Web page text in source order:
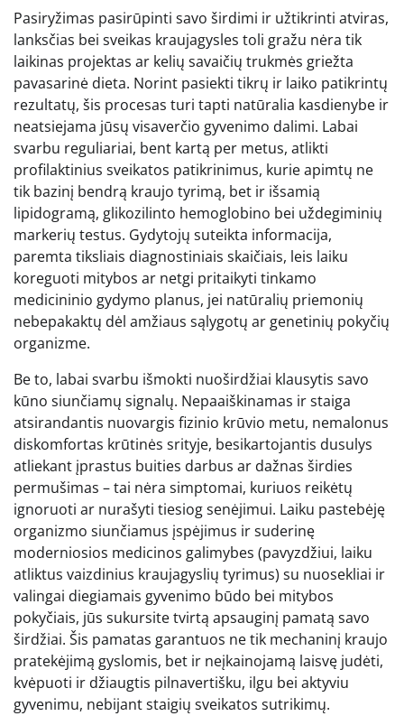
Pasiryžimas pasirūpinti savo širdimi ir užtikrinti atviras,
lanksčias bei sveikas kraujagysles toli gražu nėra tik
laikinas projektas ar kelių savaičių trukmės griežta
pavasarinė dieta. Norint pasiekti tikrų ir laiko patikrintų
rezultatų, šis procesas turi tapti natūralia kasdienybe ir
neatsiejama jūsų visaverčio gyvenimo dalimi. Labai
svarbu reguliariai, bent kartą per metus, atlikti
profilaktinius sveikatos patikrinimus, kurie apimtų ne
tik bazinį bendrą kraujo tyrimą, bet ir išsamią
lipidogramą, glikozilinto hemoglobino bei uždegiminių
markerių testus. Gydytojų suteikta informacija,
paremta tiksliais diagnostiniais skaičiais, leis laiku
koreguoti mitybos ar netgi pritaikyti tinkamo
medicininio gydymo planus, jei natūralių priemonių
nebepakaktų dėl amžiaus sąlygotų ar genetinių pokyčių
organizme.
Be to, labai svarbu išmokti nuoširdžiai klausytis savo
kūno siunčiamų signalų. Nepaaiškinamas ir staiga
atsirandantis nuovargis fizinio krūvio metu, nemalonus
diskomfortas krūtinės srityje, besikartojantis dusulys
atliekant įprastus buities darbus ar dažnas širdies
permušimas – tai nėra simptomai, kuriuos reikėtų
ignoruoti ar nurašyti tiesiog senėjimui. Laiku pastebėję
organizmo siunčiamus įspėjimus ir suderinę
moderniosios medicinos galimybes (pavyzdžiui, laiku
atliktus vaizdinius kraujagyslių tyrimus) su nuosekliai ir
valingai diegiamais gyvenimo būdo bei mitybos
pokyčiais, jūs sukursite tvirtą apsauginį pamatą savo
širdžiai. Šis pamatas garantuos ne tik mechaninį kraujo
pratekėjimą gyslomis, bet ir neįkainojamą laisvę judėti,
kvėpuoti ir džiaugtis pilnavertišku, ilgu bei aktyviu
gyvenimu, nebijant staigių sveikatos sutrikimų.